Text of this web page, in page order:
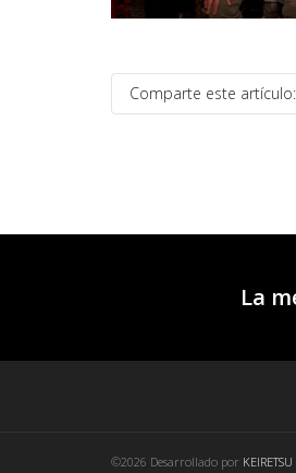
Comparte este artículo:
La
©2026 Desarrollado por